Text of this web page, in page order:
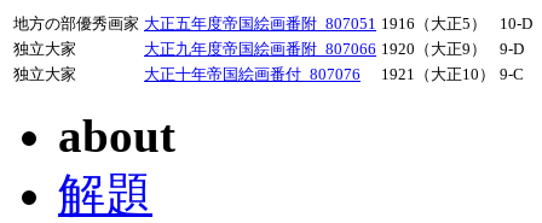
地方の部優秀画家 大正五年度帝国絵画番附_807051 1916（大正5）
10-D
独立大家
大正九年度帝国絵画番附_807066 1920（大正9）
9-D
独立大家
大正十年帝国絵画番付_807076 1921（大正10） 9-C
about
解題